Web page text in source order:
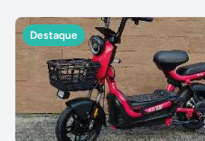
Destaque